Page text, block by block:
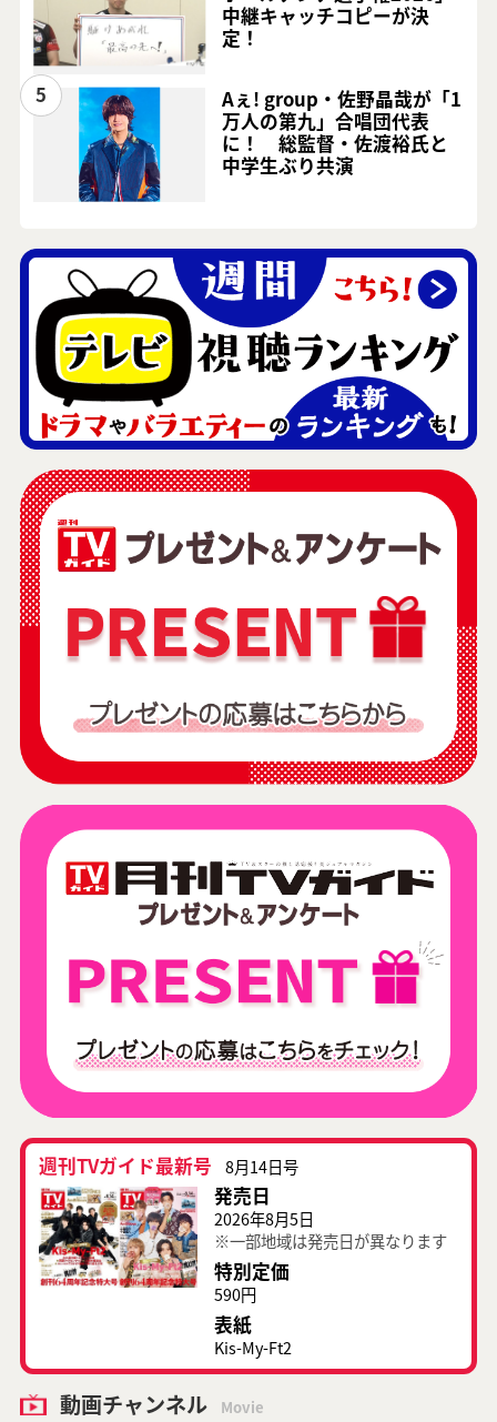
中継キャッチコピーが決
定！
5
Aぇ! group・佐野晶哉が「1
万人の第九」合唱団代表
に！ 総監督・佐渡裕氏と
中学生ぶり共演
週刊TVガイド最新号 8月14日号
発売日
2026年8月5日
※一部地域は発売日が異なります
特別定価
590円
表紙
Kis-My-Ft2
動画チャンネル Movie